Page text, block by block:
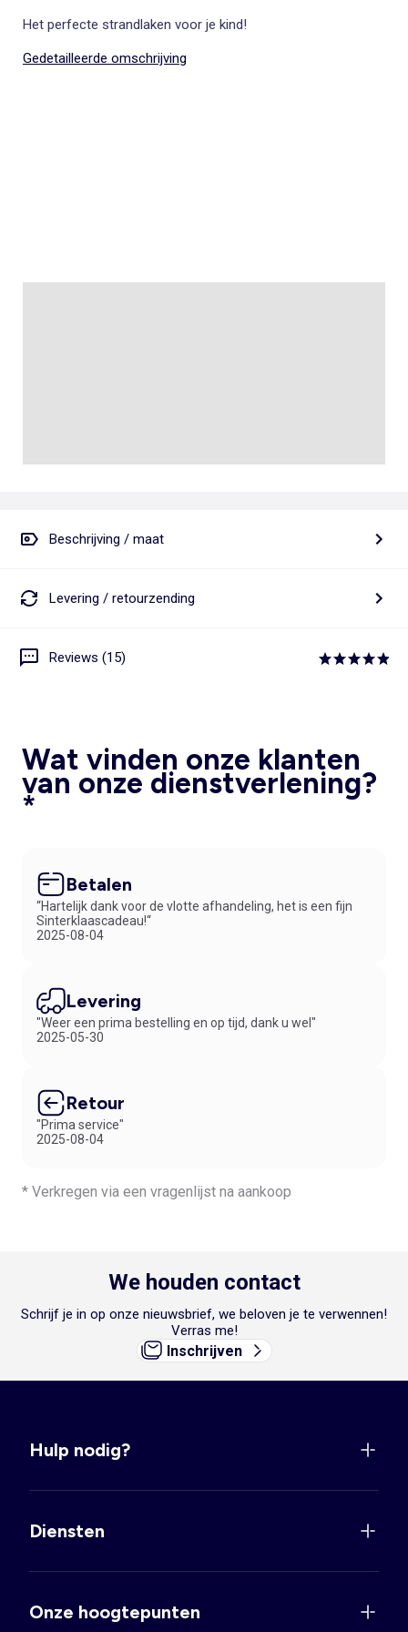
Het perfecte strandlaken voor je kind!
Gedetailleerde omschrijving
Beschrijving / maat
Levering / retourzending
Reviews (15)
Wat vinden onze klanten
van onze dienstverlening?
*
Betalen
“Hartelijk dank voor de vlotte afhandeling, het is een fijn
Sinterklaascadeau!“
2025-08-04
Levering
"Weer een prima bestelling en op tijd, dank u wel"
2025-05-30
Retour
"Prima service"
2025-08-04
* Verkregen via een vragenlijst na aankoop
We houden contact
Schrijf je in op onze nieuwsbrief, we beloven je te verwennen!
Verras me!
Inschrijven
Hulp nodig?
Diensten
Onze hoogtepunten